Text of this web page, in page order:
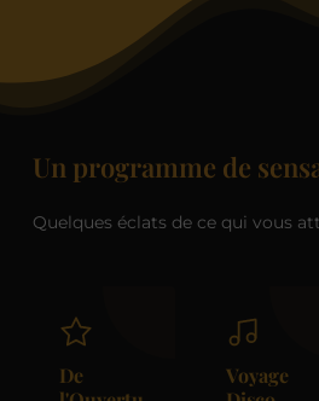
Un programme de
Quelques éclats de ce qui vous
De
Voyage